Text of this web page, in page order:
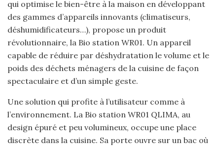
qui optimise le bien-être à la maison en développant
des gammes d’appareils innovants (climatiseurs,
déshumidificateurs…), propose un produit
révolutionnaire, la Bio station WR01. Un appareil
capable de réduire par déshydratation le volume et le
poids des déchets ménagers de la cuisine de façon
spectaculaire et d’un simple geste.
Une solution qui profite à l’utilisateur comme à
l’environnement. La Bio station WR01 QLIMA, au
design épuré et peu volumineux, occupe une place
discrète dans la cuisine. Sa porte ouvre sur un bac où